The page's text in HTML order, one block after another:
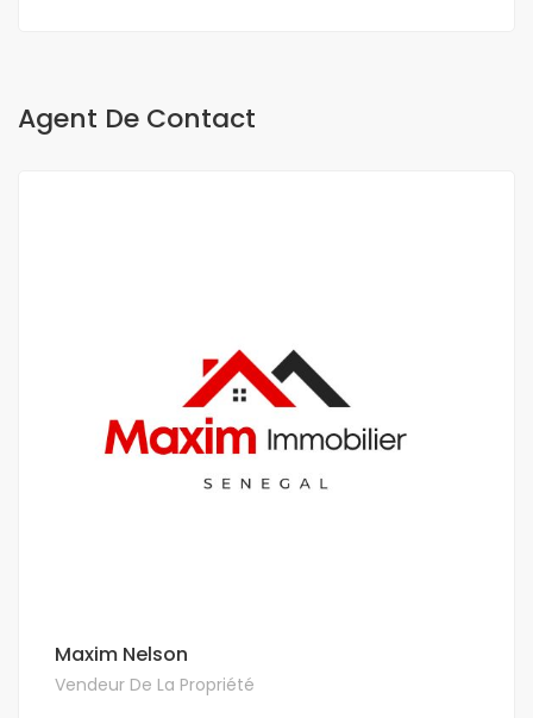
Agent De Contact
Maxim Nelson
Vendeur De La Propriété